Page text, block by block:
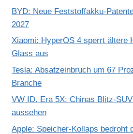
BYD: Neue Feststoffakku-
2027
Xiaomi: HyperOS 4 sperrt ältere
Glass aus
Tesla: Absatzeinbruch um 67
Branche
VW ID. Era 5X: Chinas Blitz-
aussehen
Apple: Speicher-Kollaps bedroht